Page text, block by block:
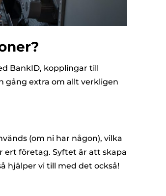
BankID, kopplingar till
gång extra om allt verkligen
(om ni har någon), vilka
ert företag. Syftet är att skapa
hjälper vi till med det också!